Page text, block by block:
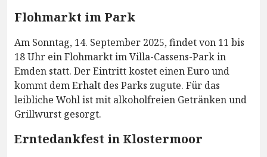
Flohmarkt im Park
Am Sonntag, 14. September 2025, findet von 11 bis
18 Uhr ein Flohmarkt im Villa-Cassens-Park in
Emden statt. Der Eintritt kostet einen Euro und
kommt dem Erhalt des Parks zugute. Für das
leibliche Wohl ist mit alkoholfreien Getränken und
Grillwurst gesorgt.
Erntedankfest in Klostermoor